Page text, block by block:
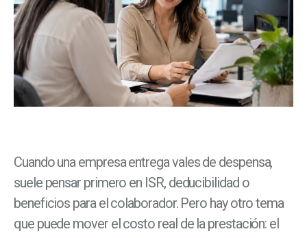
Cuando una empresa entrega vales de despensa,
suele pensar primero en ISR, deducibilidad o
beneficios para el colaborador. Pero hay otro tema
que puede mover el costo real de la prestación: el